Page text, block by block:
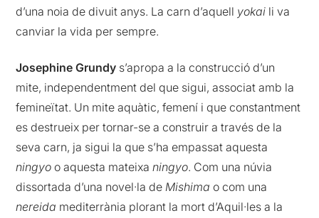
d’una noia de divuit anys. La carn d’aquell yokai li va
canviar la vida per sempre.
Josephine Grundy s’apropa a la construcció d’un
mite, independentment del que sigui, associat amb la
femineïtat. Un mite aquàtic, femení i que constantment
es destrueix per tornar-se a construir a través de la
seva carn, ja sigui la que s’ha empassat aquesta
ningyo o aquesta mateixaningyo. Com una núvia
dissortada d’una novel·la de Mishima o com una
nereida mediterrània plorant la mort d’Aquil·les a la